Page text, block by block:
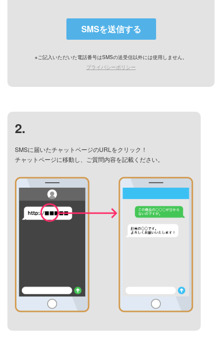
SMSを送信する
※ご記入いただいた電話番号はSMSの送受信以外には使用しません。
プライバシーポリシー
2.
SMSに届いたチャットページのURLをクリック！
チャットページに移動し、ご質問内容を記載ください。